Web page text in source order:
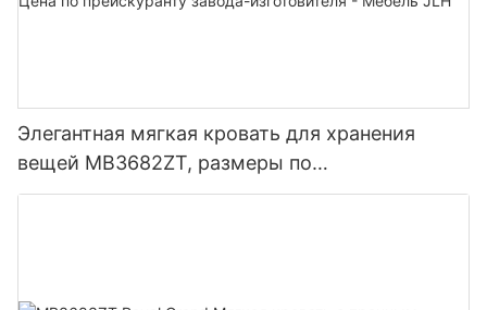
Элегантная мягкая кровать для хранения
вещей MB3682ZT, размеры по
индивидуальному заказу & Цвета Цена по